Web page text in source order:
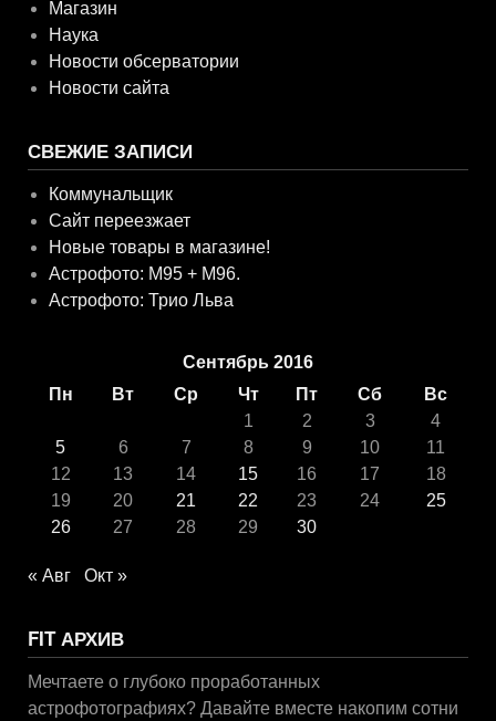
Магазин
Наука
Новости обсерватории
Новости сайта
СВЕЖИЕ ЗАПИСИ
Коммунальщик
Сайт переезжает
Новые товары в магазине!
Астрофото: M95 + M96.
Астрофото: Трио Льва
Сентябрь 2016
Пн
Вт Ср Чт Пт Сб
Вс
1
2 3
4
5
6 7 8 9 10
11
12
13 14 15 16 17
18
19
20 21 22 23 24
25
26
27 28 29 30
« Авг Окт »
FIT АРХИВ
Мечтаете о глубоко проработанных
астрофотографиях? Давайте вместе накопим сотни